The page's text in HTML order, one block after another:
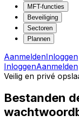
MFT-functies
Beveiliging
Sectoren
Plannen
AanmeldenInloggen
InloggenAanmelden
Veilig en privé
Bestanden